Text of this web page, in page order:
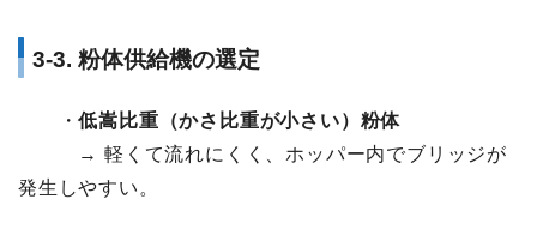
3-3. 粉体供給機の選定
・低嵩比重（かさ比重が小さい）粉体
→ 軽くて流れにくく、ホッパー内でブリッジが
発生しやすい。